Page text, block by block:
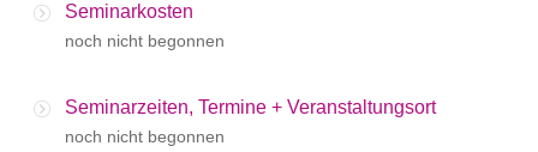
Seminarkosten
noch nicht begonnen
Seminarzeiten, Termine + Veranstaltungsort
noch nicht begonnen